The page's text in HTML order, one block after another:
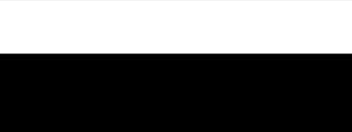
ПРЕМИУМ — EX PREMIUM